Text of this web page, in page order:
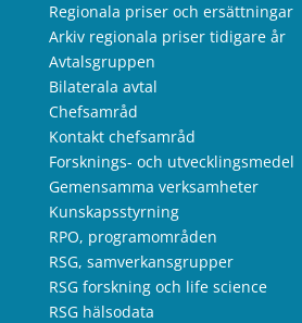
Regionala priser och ersättningar
Arkiv regionala priser tidigare år
Avtalsgruppen
Bilaterala avtal
Chefsamråd
Kontakt chefsamråd
Forsknings- och utvecklingsmedel
Gemensamma verksamheter
Kunskapsstyrning
RPO, programområden
RSG, samverkansgrupper
RSG forskning och life science
RSG hälsodata